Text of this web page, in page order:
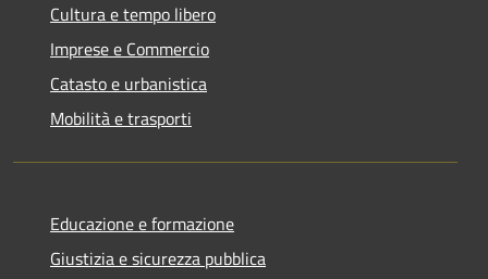
Cultura e tempo libero
Imprese e Commercio
Catasto e urbanistica
Mobilità e trasporti
Educazione e formazione
Giustizia e sicurezza pubblica